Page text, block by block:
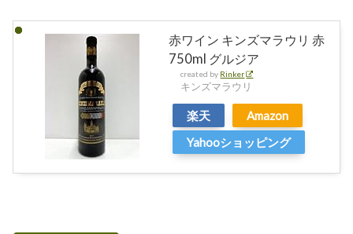
赤ワイン キンズマラウリ 赤
750ml グルジア
created by Rinker
キンズマラウリ
楽天
Amazon
Yahooショッピング